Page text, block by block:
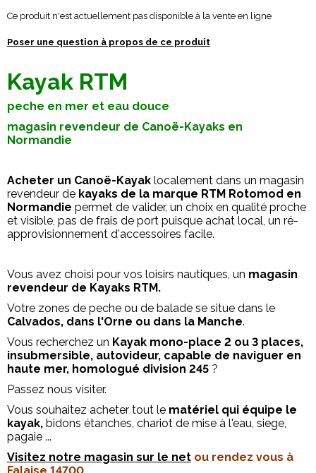
Ce produit n'est actuellement pas disponible à la vente en ligne
Poser une question à propos de ce produit
Kayak RTM
peche en mer et eau douce
magasin revendeur de Canoë-Kayaks en
Normandie
Acheter un Canoë-Kayak localement dans un magasin
revendeur de kayaks de la marque RTM Rotomod en
Normandie permet de valider, un choix en qualité proche
et visible, pas de frais de port puisque achat local, un ré-
approvisionnement d'accessoires facile.
Vous avez choisi pour vos loisirs nautiques, un magasin
revendeur de Kayaks RTM.
Votre zones de peche ou de balade se situe dans le
Calvados, dans l'Orne ou dans la Manche.
Vous recherchez un Kayak mono-place 2 ou 3 places,
insubmersible, autovideur, capable de naviguer en
haute mer, homologué division 245 ?
Passez nous visiter.
Vous souhaitez acheter tout le matériel qui équipe le
kayak, bidons étanches, chariot de mise à l'eau, siege,
pagaie ...
Visitez notre magasin sur le net ou rendez vous à